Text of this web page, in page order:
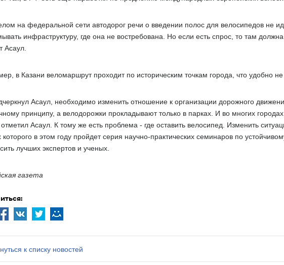
на федеральной сети автодорог речи о введении полос для велосипедов не
инфраструктуру, где она не востребована. Но если есть спрос, то там
Асаул.
в Казани веломаршрут проходит по историческим точкам города, что удобно
Асаул, необходимо изменить отношение к организации дорожного
принципу, а велодорожки прокладывают только в парках. И во многих
Асаул. К тому же есть проблема - где оставить велосипед. Изменить
которого в этом году пройдет серия научно-практических семинаров по
лучших экспертов и ученых.
газета
к списку новостей